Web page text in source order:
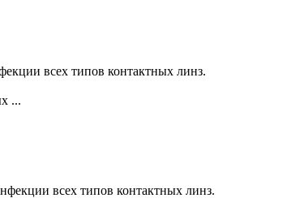
всех типов контактных линз.
...
всех типов контактных линз.